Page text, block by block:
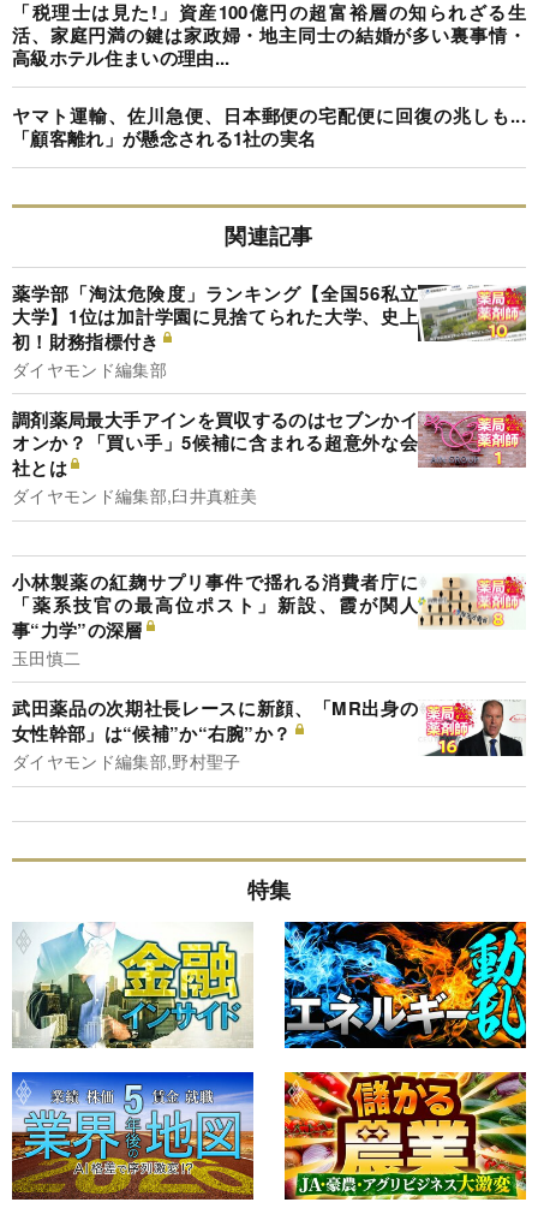
「税理士は見た!」資産100億円の超富裕層の知られざる生
活、家庭円満の鍵は家政婦・地主同士の結婚が多い裏事情・
高級ホテル住まいの理由...
ヤマト運輸、佐川急便、日本郵便の宅配便に回復の兆しも...
「顧客離れ」が懸念される1社の実名
関連記事
薬学部「淘汰危険度」ランキング【全国56私立
大学】1位は加計学園に見捨てられた大学、史上
初！財務指標付き
ダイヤモンド編集部
調剤薬局最大手アインを買収するのはセブンかイ
オンか？「買い手」5候補に含まれる超意外な会
社とは
ダイヤモンド編集部,臼井真粧美
小林製薬の紅麹サプリ事件で揺れる消費者庁に
「薬系技官の最高位ポスト」新設、霞が関人
事“力学”の深層
玉田慎二
武田薬品の次期社長レースに新顔、「MR出身の
女性幹部」は“候補”か“右腕”か？
ダイヤモンド編集部,野村聖子
特集